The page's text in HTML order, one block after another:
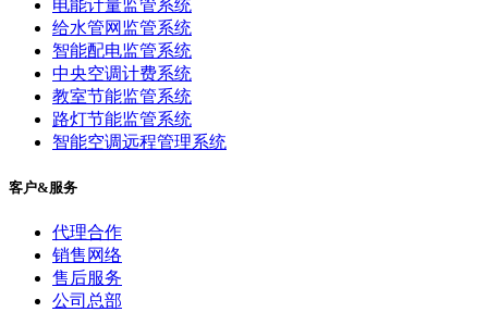
电能计量监管系统
给水管网监管系统
智能配电监管系统
中央空调计费系统
教室节能监管系统
路灯节能监管系统
智能空调远程管理系统
客户&服务
代理合作
销售网络
售后服务
公司总部